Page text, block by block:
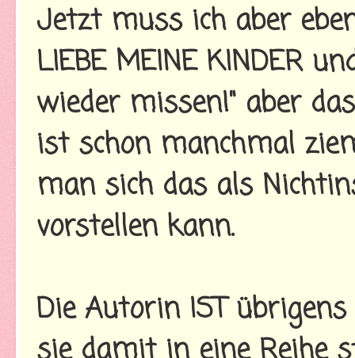
Jetzt muss ich aber
LIEBE MEINE KINDER
wieder missen!" aber
ist schon manchmal
man sich das als
vorstellen kann.
Die Autorin IST